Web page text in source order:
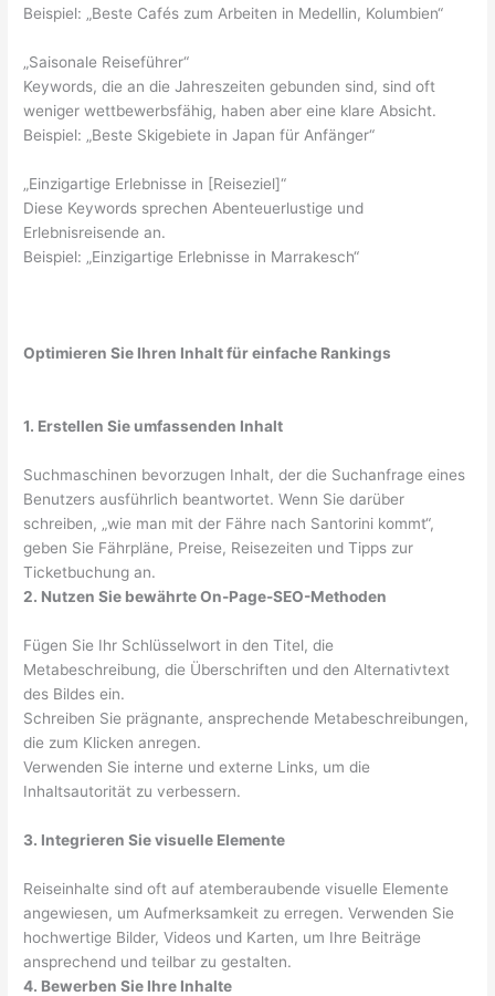
Beispiel: „Beste Cafés zum Arbeiten in Medellin, Kolumbien“
„Saisonale Reiseführer“
Keywords, die an die Jahreszeiten gebunden sind, sind oft
weniger wettbewerbsfähig, haben aber eine klare Absicht.
Beispiel: „Beste Skigebiete in Japan für Anfänger“
„Einzigartige Erlebnisse in [Reiseziel]“
Diese Keywords sprechen Abenteuerlustige und
Erlebnisreisende an.
Beispiel: „Einzigartige Erlebnisse in Marrakesch“
Optimieren Sie Ihren Inhalt für einfache Rankings
1. Erstellen Sie umfassenden Inhalt
Suchmaschinen bevorzugen Inhalt, der die Suchanfrage eines
Benutzers ausführlich beantwortet. Wenn Sie darüber
schreiben, „wie man mit der Fähre nach Santorini kommt“,
geben Sie Fährpläne, Preise, Reisezeiten und Tipps zur
Ticketbuchung an.
2. Nutzen Sie bewährte On-Page-SEO-Methoden
Fügen Sie Ihr Schlüsselwort in den Titel, die
Metabeschreibung, die Überschriften und den Alternativtext
des Bildes ein.
Schreiben Sie prägnante, ansprechende Metabeschreibungen,
die zum Klicken anregen.
Verwenden Sie interne und externe Links, um die
Inhaltsautorität zu verbessern.
3. Integrieren Sie visuelle Elemente
Reiseinhalte sind oft auf atemberaubende visuelle Elemente
angewiesen, um Aufmerksamkeit zu erregen. Verwenden Sie
hochwertige Bilder, Videos und Karten, um Ihre Beiträge
ansprechend und teilbar zu gestalten.
4. Bewerben Sie Ihre Inhalte